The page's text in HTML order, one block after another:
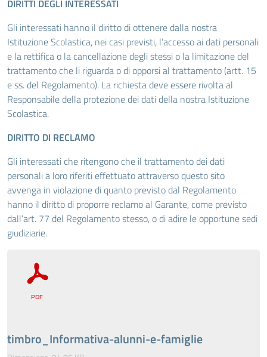
DIRITTI DEGLI INTERESSATI
Gli interessati hanno il diritto di ottenere dalla nostra
Istituzione Scolastica, nei casi previsti, l’accesso ai dati personali
e la rettifica o la cancellazione degli stessi o la limitazione del
trattamento che li riguarda o di opporsi al trattamento (artt. 15
e ss. del Regolamento). La richiesta deve essere rivolta al
Responsabile della protezione dei dati della nostra Istituzione
Scolastica.
DIRITTO DI RECLAMO
Gli interessati che ritengono che il trattamento dei dati
personali a loro riferiti effettuato attraverso questo sito
avvenga in violazione di quanto previsto dal Regolamento
hanno il diritto di proporre reclamo al Garante, come previsto
dall’art. 77 del Regolamento stesso, o di adire le opportune sedi
giudiziarie.
timbro_Informativa-alunni-e-famiglie